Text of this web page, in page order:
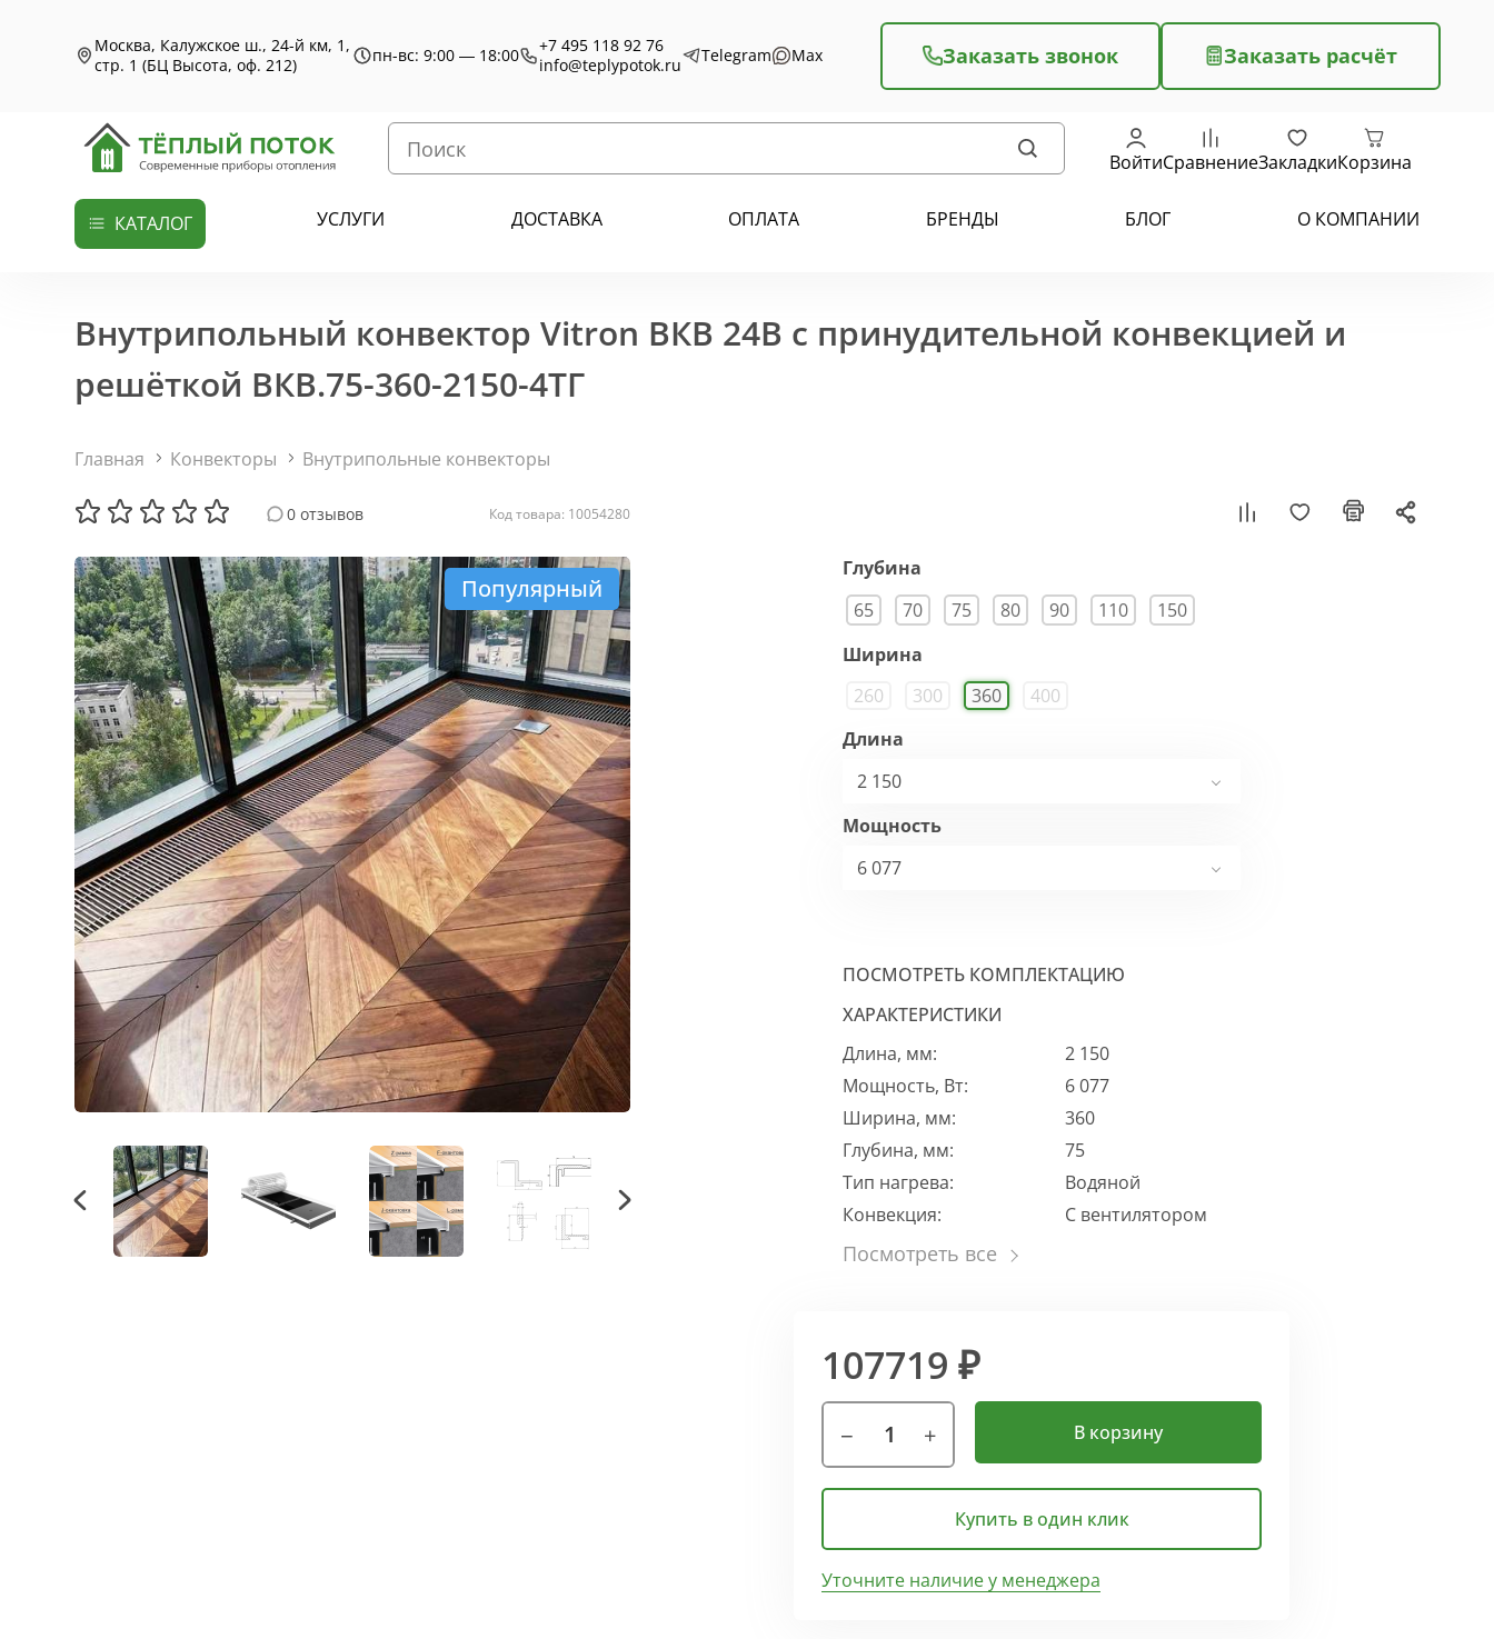
Москва, Калужское ш., 24-й км, 1,
стр. 1 (БЦ Высота, оф. 212)
пн-вс: 9:00 — 18:00
+7 495 118 92 76
info@teplypotok.ru
Telegram Max Заказать звонок Заказать расчёт
ВойтиСравнениеЗакладкиКорзина
КАТАЛОГ УСЛУГИ ДОСТАВКА ОПЛАТА БРЕНДЫ БЛОГ О КОМПАНИИ
Внутрипольный конвектор Vitron ВКВ 24В с принудительной конвекцией и
решёткой ВКВ.75-360-2150-4ТГ
Главная Конвекторы Внутрипольные конвекторы
0 отзывов Код товара: 10054280
Популярный
Глубина
65
70 75 80 90 110
150
Ширина
260
300 360
400
Длина
2 150
Мощность
6 077
ПОСМОТРЕТЬ КОМПЛЕКТАЦИЮ
ХАРАКТЕРИСТИКИ
Длина, мм:
2 150
Мощность, Вт:
6 077
Ширина, мм:
360
Глубина, мм:
75
Тип нагрева:
Водяной
Конвекция:
С вентилятором
107719 ₽
В корзину
Купить в один клик
Уточните наличие у менеджера